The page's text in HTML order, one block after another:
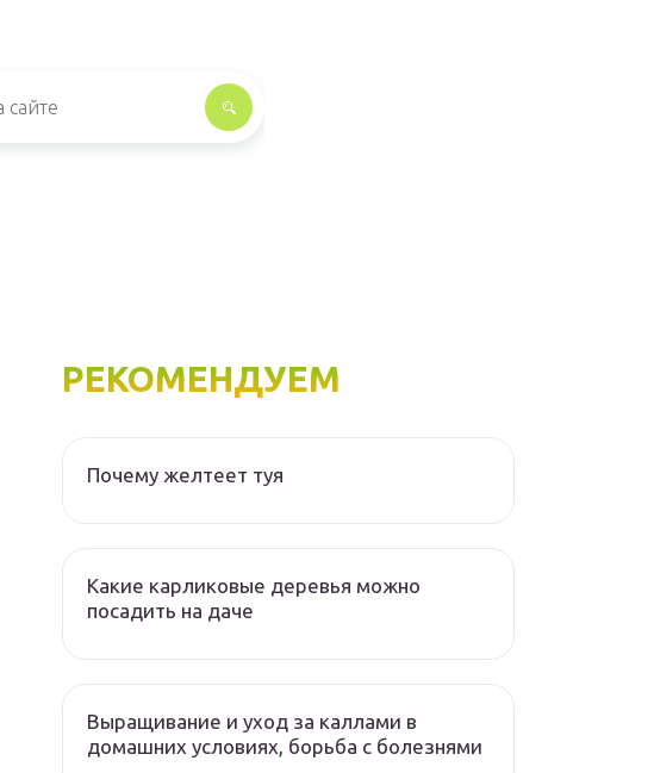
РЕКОМЕНДУЕМ
Почему желтеет туя
Какие карликовые деревья можно
посадить на даче
Выращивание и уход за каллами в
домашних условиях, борьба с болезнями